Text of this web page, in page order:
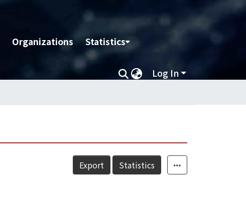
Organizations Statistics
Log In
Export Statistics